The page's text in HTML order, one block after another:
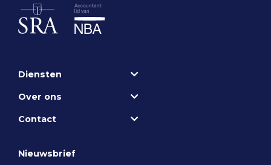
Diensten
Over ons
Contact
Nieuwsbrief